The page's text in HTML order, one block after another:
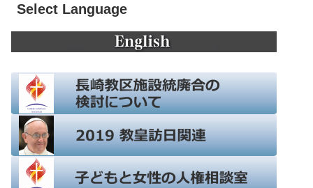
Select Language